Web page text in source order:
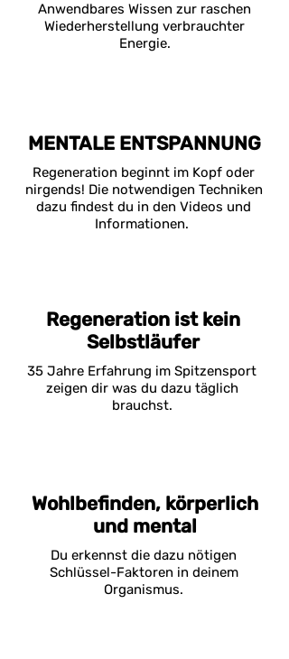
Anwendbares Wissen zur raschen
Wiederherstellung verbrauchter
Energie.
MENTALE ENTSPANNUNG
Regeneration beginnt im Kopf oder
nirgends! Die notwendigen Techniken
dazu findest du in den Videos und
Informationen.
Regeneration ist kein
Selbstläufer
35 Jahre Erfahrung im Spitzensport
zeigen dir was du dazu täglich
brauchst.
Wohlbefinden, körperlich
und mental
Du erkennst die dazu nötigen
Schlüssel-Faktoren in deinem
Organismus.